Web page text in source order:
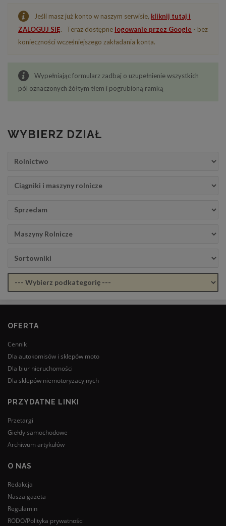
DOŁADUJ KONTO
KOSZYK
Jeśli masz już konto w naszym serwisie, kliknij tutaj i
ZALOGUJ SIĘ. Teraz dostępne logowanie przez Google - bez
konieczności wcześniejszego zakładania konta.
Wypełniając formularz zadbaj o uzupełnienie wszystkich
pól oznaczonych żółtym tłem i pogrubioną ramką
WYBIERZ DZIAŁ
OFERTA
Cennik
Dla autokomisów i sklepów moto
Dla biur nieruchomości
Dla sklepów niemotoryzacyjnych
PRZYDATNE LINKI
Przetargi
Giełdy samochodowe
Archiwum artykułów
O NAS
Redakcja
Nasza gazeta
Regulamin
RODO/Polityka prywatności